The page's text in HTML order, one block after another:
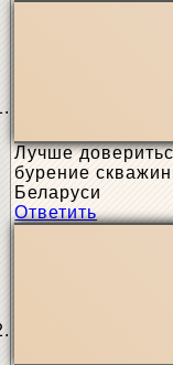
Лучше
бурение
Беларуси
Ответить